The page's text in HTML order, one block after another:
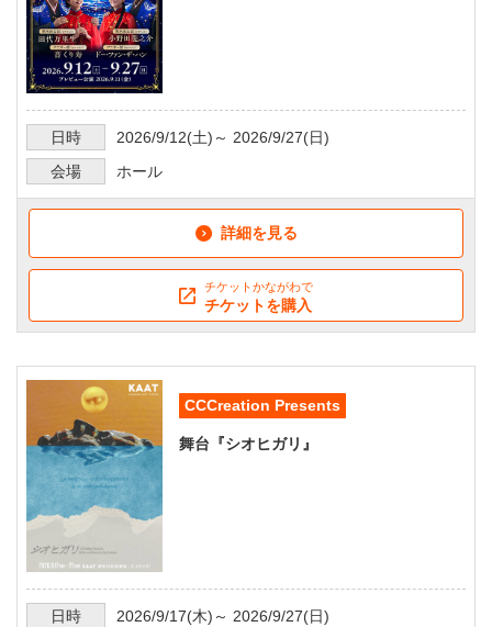
日時 2026/9/12(土)～ 2026/9/27(日)
会場
ホール
詳細を見る
チケットかながわで
チケットを購入
CCCreation Presents
舞台『シオヒガリ』
日時 2026/9/17(木)～ 2026/9/27(日)